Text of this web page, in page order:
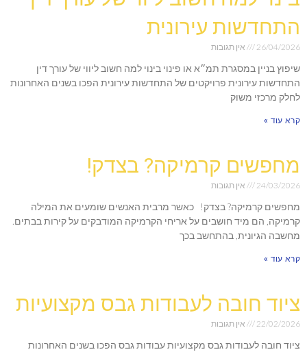
התחדשות עירונית
26/04/2026 אין תגובות
שיפוץ בניין במסגרת תמ״א או פינוי בינוי למה חשוב ליווי של עורך דין
התחדשות עירונית פרויקטים של התחדשות עירונית הפכו בשנים האחרונות
לחלק מרכזי משוק
קרא עוד »
מחפשים קרמיקה? בצדק!
24/03/2026 אין תגובות
מחפשים קרמיקה? בצדק! כאשר מרבית האנשים שומעים את המילה
קרמיקה, הם מיד חושבים על אריחי הקרמיקה המודבקים על קירות בבתים.
מחשבה הגיונית, בהתחשב בכך
קרא עוד »
ציוד חובה לעבודות גבס מקצועיות
22/02/2026 אין תגובות
ציוד חובה לעבודות גבס מקצועיות עבודות גבס הפכו בשנים האחרונות